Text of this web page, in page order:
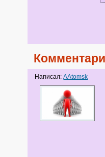
Написал:AAtomsk